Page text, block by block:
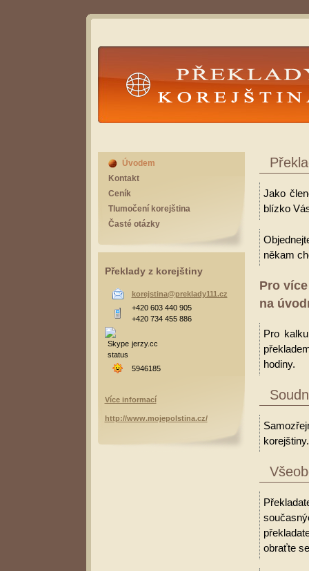
Překlady Korejština
Jako
blízko
někam
Pro
na
Pro
hodiny.
korejštiny.
obraťte
Úvodem
Kontakt
Ceník
Tlumočení korejština
Časté otázky
Překlady z korejštiny
korejstina@preklady111.cz
+420 603 440 905
+420 734 455 886
jerzy.cc
5946185
Více informací
http://www.mojepolstina.cz/